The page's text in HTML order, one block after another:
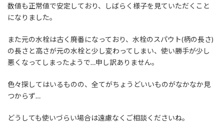
数値も正常値で安定しており、しばらく様子を見ていただくこと
になりました。
また元の水栓は古く廃番になっており、水栓のスパウト(柄の長さ)
の長さと高さが元の水栓と少し変わってしまい、使い勝手が少し
悪くなってしまったようで…申し訳ありません。
色々探してはいるものの、全てがちょうどいいものがなかなか見
つからず…
どうしても使いづらい場合は遠慮なくご相談くださいね。